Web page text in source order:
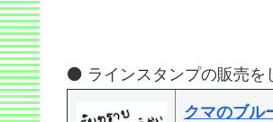
⚫️ ラインスタンプの販売
クマのブル